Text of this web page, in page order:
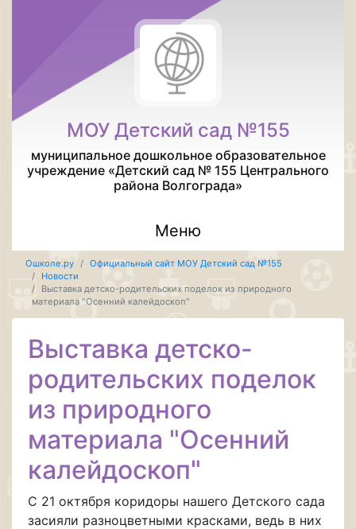
МОУ Детский сад №155
муниципальное дошкольное образовательное
учреждение «Детский сад № 155 Центрального
района Волгограда»
Меню
Ошколе.ру
Официальный сайт МОУ Детский сад №155
Новости
Выставка детско-родительских поделок из природного
материала "Осенний калейдоскоп"
Выставка детско-
родительских поделок
из природного
материала "Осенний
калейдоскоп"
С 21 октября коридоры нашего Детского сада
засияли разноцветными красками, ведь в них